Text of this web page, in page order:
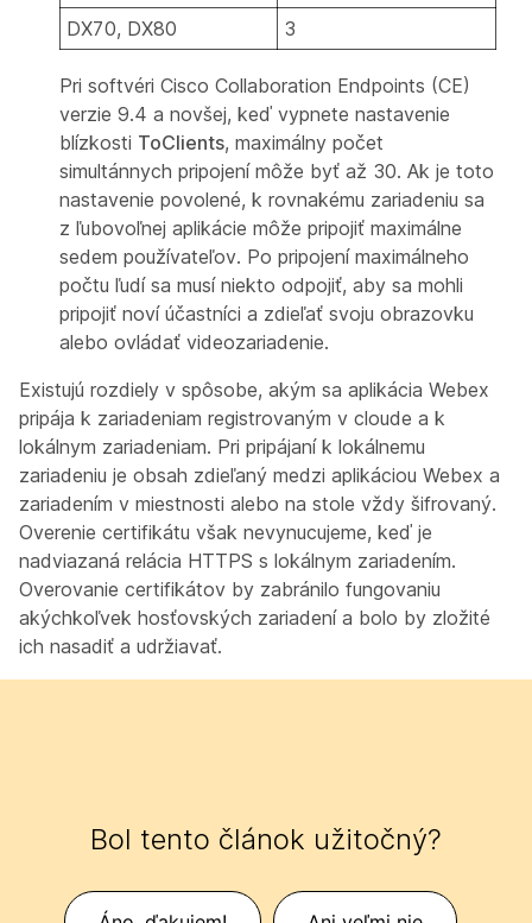
DX70, DX80 3
Pri softvéri Cisco Collaboration Endpoints (CE)
verzie 9.4 a novšej, keď vypnete nastavenie
blízkosti ToClients, maximálny počet
simultánnych pripojení môže byť až 30. Ak je toto
nastavenie povolené, k rovnakému zariadeniu sa
z ľubovoľnej aplikácie môže pripojiť maximálne
sedem používateľov. Po pripojení maximálneho
počtu ľudí sa musí niekto odpojiť, aby sa mohli
pripojiť noví účastníci a zdieľať svoju obrazovku
alebo ovládať videozariadenie.
Existujú rozdiely v spôsobe, akým sa aplikácia Webex
pripája k zariadeniam registrovaným v cloude a k
lokálnym zariadeniam. Pri pripájaní k lokálnemu
zariadeniu je obsah zdieľaný medzi aplikáciou Webex a
zariadením v miestnosti alebo na stole vždy šifrovaný.
Overenie certifikátu však nevynucujeme, keď je
nadviazaná relácia HTTPS s lokálnym zariadením.
Overovanie certifikátov by zabránilo fungovaniu
akýchkoľvek hosťovských zariadení a bolo by zložité
ich nasadiť a udržiavať.
Bol tento článok užitočný?